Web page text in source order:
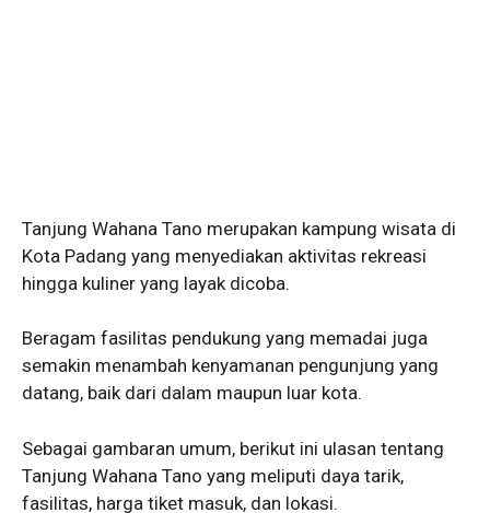
Tanjung Wahana Tano merupakan kampung wisata di
Kota Padang yang menyediakan aktivitas rekreasi
hingga kuliner yang layak dicoba.
Beragam fasilitas pendukung yang memadai juga
semakin menambah kenyamanan pengunjung yang
datang, baik dari dalam maupun luar kota.
Sebagai gambaran umum, berikut ini ulasan tentang
Tanjung Wahana Tano yang meliputi daya tarik,
fasilitas, harga tiket masuk, dan lokasi.